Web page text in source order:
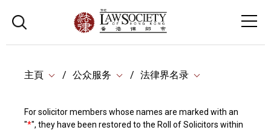
主頁 公众服务 法律界名录
For solicitor members whose names are marked with an
"*", they have been restored to the Roll of Solicitors within